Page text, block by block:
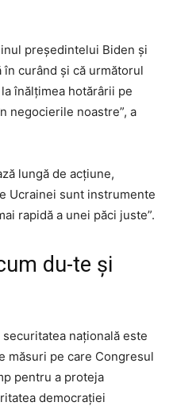
președintelui Biden și
curând și că următorul
înălțimea hotărârii pe
negocierile noastre”, a
lungă de acțiune,
Ucrainei sunt instrumente
rapidă a unei păci juste”.
du-te și
națională este
măsuri pe care Congresul
pentru a proteja
democrației